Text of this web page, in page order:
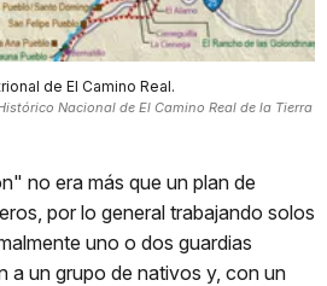
de El Camino Real.
Nacional de El Camino Real de la Tierra
no era más que un plan de
por lo general trabajando solos
uno o dos guardias
a un grupo de nativos y, con un